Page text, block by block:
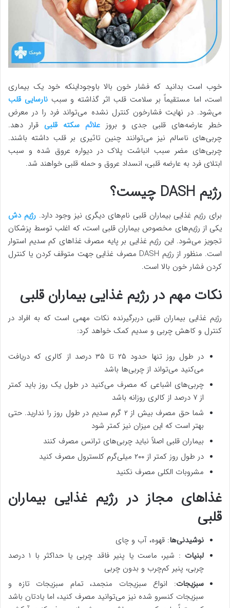
خوب است بدانید که فشار خون بالا باوجوداینکه خود یک بیماری
است، اما مستقیماً بر سلامت قلب اثر گذاشته و سببنارسایی قلب
می‌شود. در نهایت فشارخون کنترل نشده می‌تواند فرد را در معرض
خطر عارضه‌های قلبی جدی و بروزعلائمسکته قلبیقرار دهد.
چربی‌های ناسالم نیز می‌توانند چنین تاثیری بر قلب داشته باشند.
چربی‌های مضر سبب انباشت پلاک در دیواره عروق شده و سبب
ابتلای فرد به عارضه قلبی، انسداد عروق و حمله قلبی خواهند شد.
رژیم DASH چیست؟
برای رژیم غذایی بیماران قلبی نام‌های دیگری نیز وجود دارد.رژیم دش
یکی از رژیم‌های مخصوص بیماران قلبی است، که اغلب توسط پزشکان
تجویز می‌شود. این رژیم غذایی بر پایه مصرف غذاهای کم سدیم استوار
است. منظور از رژیم DASH مصرف غذایی جهت متوقف کردن یا کنترل
کردن فشار خون بالا است.
نکات مهم در رژیم غذایی بیماران قلبی
رژیم غذایی بیماران قلبی دربرگیرنده نکات مهمی است که به افراد در
کنترل و کاهش چربی و سدیم کمک خواهد کرد:
در طول روز تنها حدود ۲۵ تا ۳۵ درصد از کالری که دریافت
می‌کنید می‌تواند از چربی‌ها باشد
چربی‌های اشباعی که مصرف می‌کنید در طول یک روز باید کمتر
از ۷ درصد از کالری روزانه باشد
شما حق مصرف بیش از ۲ گرم سدیم در طول روز را ندارید. حتی
بهتر است که این میزان نیز کمتر شود
بیماران قلبی اصلاً نباید چربی‌های ترانس مصرف کنند
در طول روز کمتر از ۲۰۰ میلی‌گرم کلسترول مصرف کنید
مشروبات الکلی مصرف نکنید
غذاهای مجاز در رژیم غذایی بیماران
قلبی
نوشیدنی‌ها: قهوه، آب و چای
لبنیات
: شیر، ماست یا پنیر فاقد چربی یا حداکثر با ۱ درصد
چربی، پنیر کم‌چرب و بدون چربی
سبزیجات: انواع سبزیجات منجمد، تمام سبزیجات تازه و
سبزیجات کنسرو شده نیز می‌توانید مصرف کنید، اما یادتان باشد